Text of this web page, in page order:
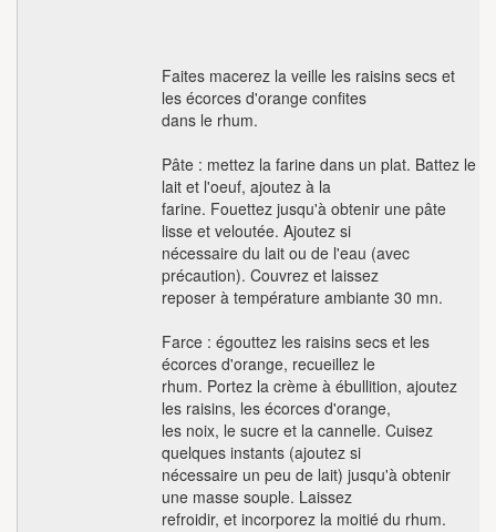
Faites macerez la veille les raisins secs et
les écorces d'orange confites
dans le rhum.
Pâte : mettez la farine dans un plat. Battez le
lait et l'oeuf, ajoutez à la
farine. Fouettez jusqu'à obtenir une pâte
lisse et veloutée. Ajoutez si
nécessaire du lait ou de l'eau (avec
précaution). Couvrez et laissez
reposer à température ambiante 30 mn.
Farce : égouttez les raisins secs et les
écorces d'orange, recueillez le
rhum. Portez la crème à ébullition, ajoutez
les raisins, les écorces d'orange,
les noix, le sucre et la cannelle. Cuisez
quelques instants (ajoutez si
nécessaire un peu de lait) jusqu'à obtenir
une masse souple. Laissez
refroidir, et incorporez la moitié du rhum.